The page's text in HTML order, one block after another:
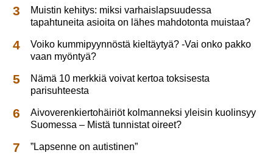
Muistin kehitys: miksi varhaislapsuudessa
tapahtuneita asioita on lähes mahdotonta muistaa?
Voiko kummipyynnöstä kieltäytyä? -Vai onko pakko
vaan myöntyä?
Nämä 10 merkkiä voivat kertoa toksisesta
parisuhteesta
Aivoverenkiertohäiriöt kolmanneksi yleisin kuolinsyy
Suomessa – Mistä tunnistat oireet?
”Lapsenne on autistinen”